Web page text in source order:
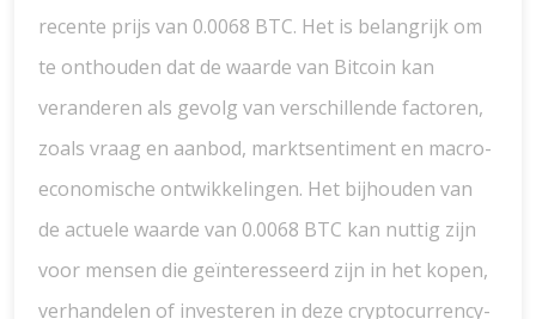
recente prijs van 0.0068 BTC. Het is belangrijk om
te onthouden dat de waarde van Bitcoin kan
veranderen als gevolg van verschillende factoren,
zoals vraag en aanbod, marktsentiment en macro-
economische ontwikkelingen. Het bijhouden van
de actuele waarde van 0.0068 BTC kan nuttig zijn
voor mensen die geïnteresseerd zijn in het kopen,
verhandelen of investeren in deze cryptocurrency-